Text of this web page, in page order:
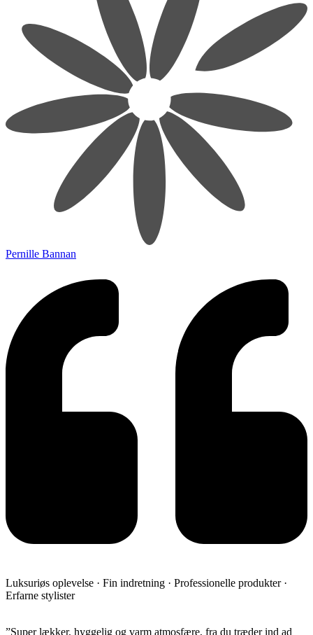
Pernille Bannan
Luksuriøs oplevelse · Fin indretning · Professionelle produkter ·
Erfarne stylister
​”Super lækker, hyggelig og varm atmosfære, fra du træder ind ad